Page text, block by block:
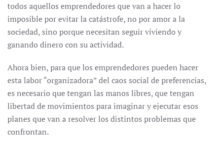
todos aquellos emprendedores que van a hacer lo
imposible por evitar la catástrofe, no por amor a la
sociedad, sino porque necesitan seguir viviendo y
ganando dinero con su actividad.
Ahora bien, para que los emprendedores pueden hacer
esta labor “organizadora” del caos social de preferencias,
es necesario que tengan las manos libres, que tengan
libertad de movimientos para imaginar y ejecutar esos
planes que van a resolver los distintos problemas que
confrontan.